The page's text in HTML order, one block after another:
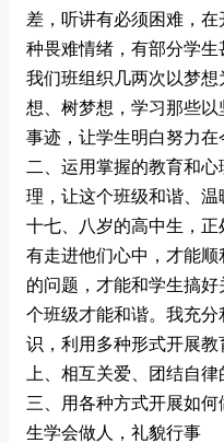
差，听讲有必须困难，
种畏难情绪，有部分学生
我们班组织几两次以梦
想、树梦想，学习那些
事迹，让学生明白努力在
二、运用掌握的教育和
理，让这个班级和谐、温
十七、八岁的高中生，正
有走进他们心中，才能
的问题，才能和学生搞
个班级才能和谐。我充
识，利用多种形式开展
上、相互关爱、团结自律
三、用各种方式开展如
生学会做人，礼貌行事